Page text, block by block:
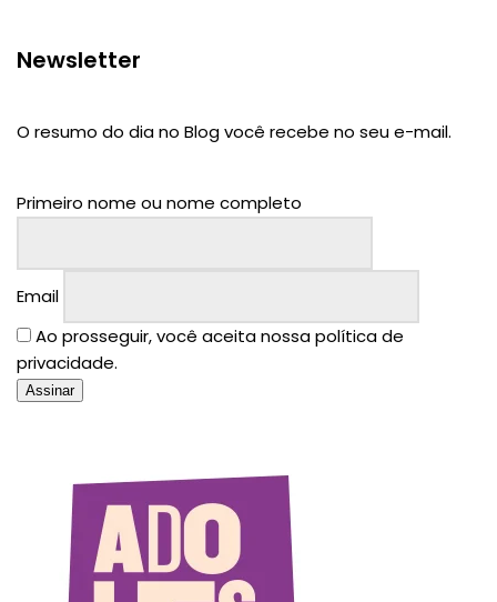
Newsletter
O resumo do dia no Blog você recebe no seu e-mail.
Primeiro nome ou nome completo
Email
Ao prosseguir, você aceita nossa política de
privacidade.